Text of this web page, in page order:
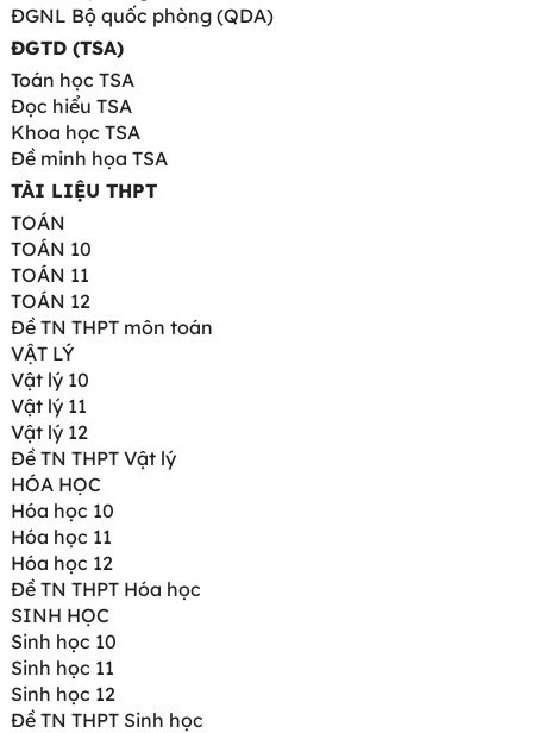
ĐGNL Bộ quốc phòng (QDA)
ĐGTD (TSA)
Toán học TSA
Đọc hiểu TSA
Khoa học TSA
Đề minh họa TSA
TÀI LIỆU THPT
TOÁN
TOÁN 10
TOÁN 11
TOÁN 12
Đề TN THPT môn toán
VẬT LÝ
Vật lý 10
Vật lý 11
Vật lý 12
Đề TN THPT Vật lý
HÓA HỌC
Hóa học 10
Hóa học 11
Hóa học 12
Đề TN THPT Hóa học
SINH HỌC
Sinh học 10
Sinh học 11
Sinh học 12
Đề TN THPT Sinh học